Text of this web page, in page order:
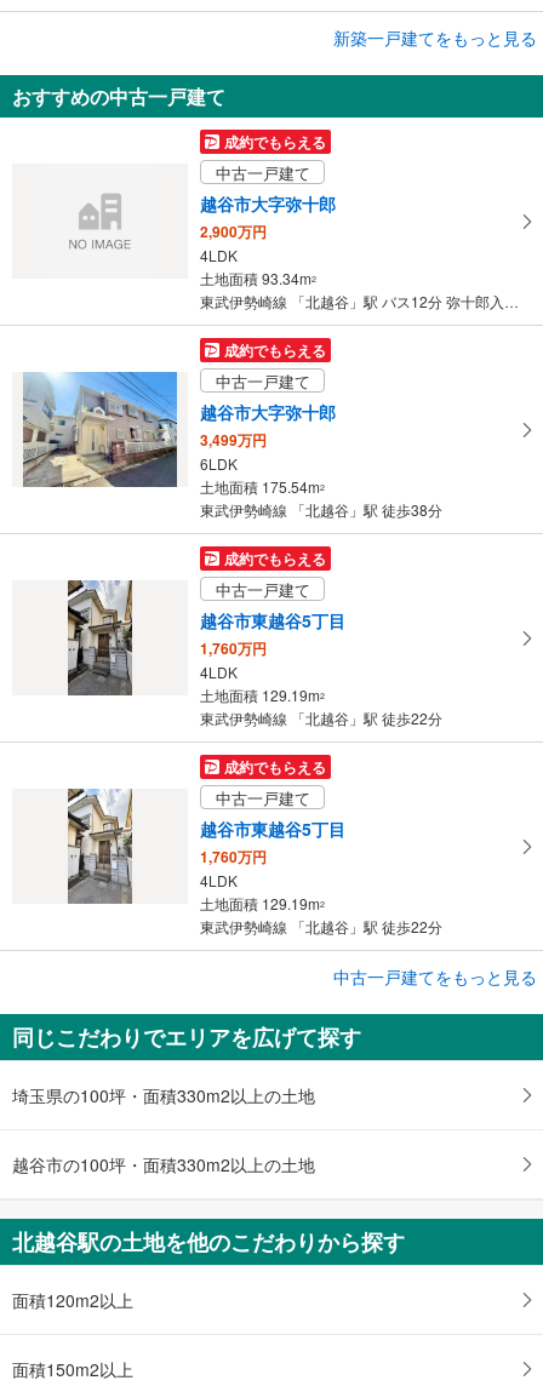
越谷市弥栄町3丁目
3,880万円
3LDK
土地面積 161.33m
東武伊勢崎線 「北越谷」駅 徒歩40分
新築一戸建てをもっと見る
おすすめの中古一戸建て
成約でもらえる
中古一戸建て
越谷市大字弥十郎
2,900万円
4LDK
土地面積 93.34m2
東武伊勢崎線 「北越谷」駅 バス12分 弥十郎入口 バス停下車 徒歩3分
成約でもらえる
中古一戸建て
越谷市大字弥十郎
3,499万円
6LDK
土地面積 175.54m2
東武伊勢崎線 「北越谷」駅 徒歩38分
成約でもらえる
中古一戸建て
越谷市東越谷5丁目
1,760万円
4LDK
土地面積 129.19m2
東武伊勢崎線 「北越谷」駅 徒歩22分
成約でもらえる
中古一戸建て
越谷市東越谷5丁目
1,760万円
4LDK
土地面積 129.19m2
東武伊勢崎線 「北越谷」駅 徒歩22分
越谷市東越谷5丁目
1,760万円
4LDK
土地面積 129.19m
中古一戸建てをもっと見る
同じこだわりでエリアを広げて探す
埼玉県の100坪・面積330m2以上の土地
越谷市の100坪・面積330m2以上の土地
北越谷駅の土地を他のこだわりから探す
面積120m2以上
面積150m2以上